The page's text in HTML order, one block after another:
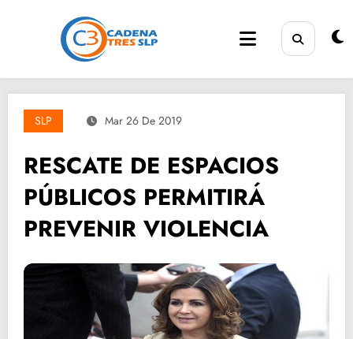
SLP Mar 26 De 2019
RESCATE DE ESPACIOS
PÚBLICOS PERMITIRÁ
PREVENIR VIOLENCIA